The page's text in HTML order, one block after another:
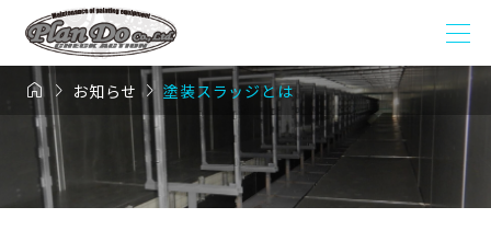
 お知らせ 塗装スラッジとは